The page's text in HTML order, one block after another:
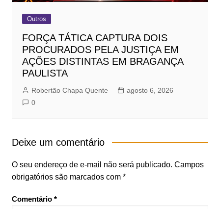
Outros
FORÇA TÁTICA CAPTURA DOIS
PROCURADOS PELA JUSTIÇA EM
AÇÕES DISTINTAS EM BRAGANÇA
PAULISTA
Robertão Chapa Quente
agosto 6, 2026
0
Deixe um comentário
O seu endereço de e-mail não será publicado. Campos
obrigatórios são marcados com *
Comentário *